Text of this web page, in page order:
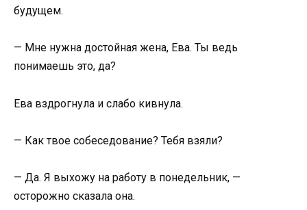
будущем.
— Мне нужна достойная жена, Ева. Ты ведь
понимаешь это, да?
Ева вздрогнула и слабо кивнула.
— Как твое собеседование? Тебя взяли?
— Да. Я выхожу на работу в понедельник, —
осторожно сказала она.